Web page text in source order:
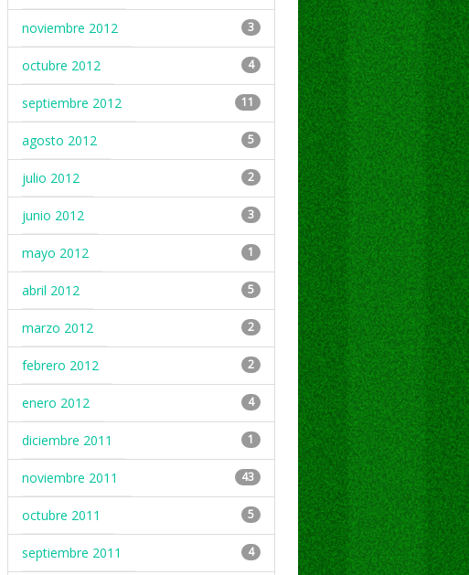
noviembre 2012 3
octubre 2012 4
septiembre 2012 11
agosto 2012 5
julio 2012 2
junio 2012 3
mayo 2012 1
abril 2012 5
marzo 2012 2
febrero 2012 2
enero 2012 4
diciembre 2011 1
noviembre 2011 43
octubre 2011 5
septiembre 2011 4